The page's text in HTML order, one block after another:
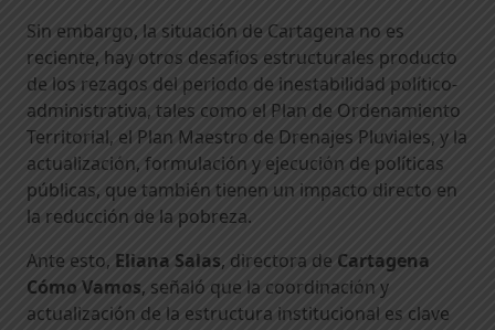
Sin embargo, la situación de Cartagena no es
reciente, hay otros desafíos estructurales producto
de los rezagos del periodo de inestabilidad político-
administrativa, tales como el Plan de Ordenamiento
Territorial, el Plan Maestro de Drenajes Pluviales, y la
actualización, formulación y ejecución de políticas
públicas, que también tienen un impacto directo en
la reducción de la pobreza.
Ante esto, Eliana Salas, directora de Cartagena
Cómo Vamos, señaló que la coordinación y
actualización de la estructura institucional es clave